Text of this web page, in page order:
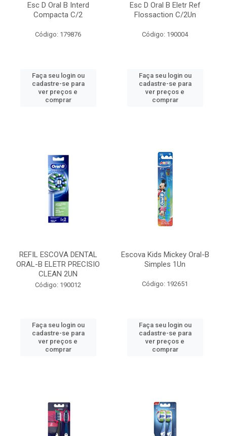
Esc D Oral B Interd
Compacta C/2
Código: 179876
Faça seu login ou
cadastre-se para
ver preços e
comprar
Esc D Oral B Eletr Ref
Flossaction C/2Un
Código: 190004
Faça seu login ou
cadastre-se para
ver preços e
comprar
REFIL ESCOVA DENTAL
ORAL-B ELETR PRECISIO
CLEAN 2UN
Código: 190012
Faça seu login ou
cadastre-se para
ver preços e
comprar
Escova Kids Mickey Oral-B
Simples 1Un
Código: 192651
Faça seu login ou
cadastre-se para
ver preços e
comprar